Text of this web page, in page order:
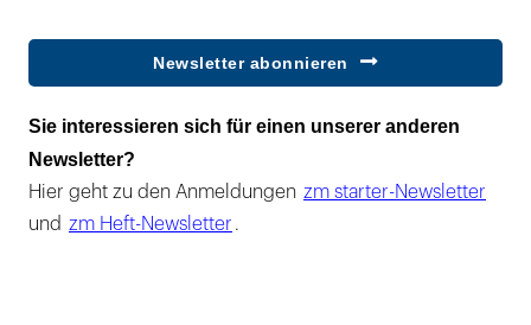
Newsletter abonnieren
Sie interessieren sich für einen unserer anderen
Newsletter?
Hier geht zu den Anmeldungen zm starter-Newsletter
und zm Heft-Newsletter .